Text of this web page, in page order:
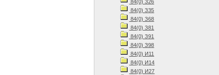
84(0) З26
84(0) З35
84(0) З68
84(0) З81
84(0) З91
84(0) З98
84(0) И11
84(0) И14
84(0) И27